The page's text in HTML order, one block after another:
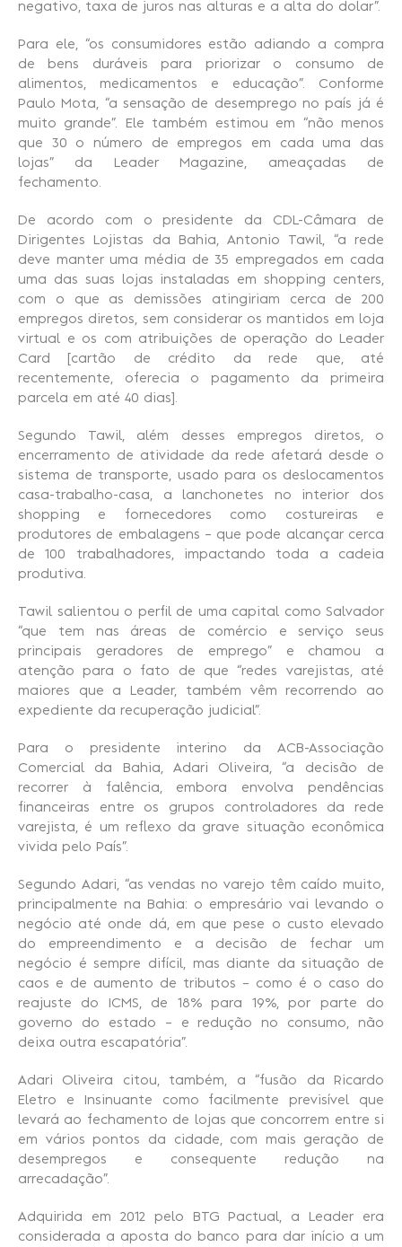
negativo, taxa de juros nas alturas e a alta do dolar”.
Para ele, “os consumidores estão adiando a compra
de bens duráveis para priorizar o consumo de
alimentos, medicamentos e educação”. Conforme
Paulo Mota, “a sensação de desemprego no país já é
muito grande”. Ele também estimou em “não menos
que 30 o número de empregos em cada uma das
lojas” da Leader Magazine, ameaçadas de
fechamento.
De acordo com o presidente da CDL-Câmara de
Dirigentes Lojistas da Bahia, Antonio Tawil, “a rede
deve manter uma média de 35 empregados em cada
uma das suas lojas instaladas em shopping centers,
com o que as demissões atingiriam cerca de 200
empregos diretos, sem considerar os mantidos em loja
virtual e os com atribuições de operação do Leader
Card [cartão de crédito da rede que, até
recentemente, oferecia o pagamento da primeira
parcela em até 40 dias].
Segundo Tawil, além desses empregos diretos, o
encerramento de atividade da rede afetará desde o
sistema de transporte, usado para os deslocamentos
casa-trabalho-casa, a lanchonetes no interior dos
shopping e fornecedores como costureiras e
produtores de embalagens – que pode alcançar cerca
de 100 trabalhadores, impactando toda a cadeia
produtiva.
Tawil salientou o perfil de uma capital como Salvador
“que tem nas áreas de comércio e serviço seus
principais geradores de emprego” e chamou a
atenção para o fato de que “redes varejistas, até
maiores que a Leader, também vêm recorrendo ao
expediente da recuperação judicial”.
Para o presidente interino da ACB-Associação
Comercial da Bahia, Adari Oliveira, “a decisão de
recorrer à falência, embora envolva pendências
financeiras entre os grupos controladores da rede
varejista, é um reflexo da grave situação econômica
vivida pelo País”.
Segundo Adari, “as vendas no varejo têm caído muito,
principalmente na Bahia: o empresário vai levando o
negócio até onde dá, em que pese o custo elevado
do empreendimento e a decisão de fechar um
negócio é sempre difícil, mas diante da situação de
caos e de aumento de tributos – como é o caso do
reajuste do ICMS, de 18% para 19%, por parte do
governo do estado – e redução no consumo, não
deixa outra escapatória”.
Adari Oliveira citou, também, a “fusão da Ricardo
Eletro e Insinuante como facilmente previsível que
levará ao fechamento de lojas que concorrem entre si
em vários pontos da cidade, com mais geração de
desempregos e consequente redução na
arrecadação”.
Adquirida em 2012 pelo BTG Pactual, a Leader era
considerada a aposta do banco para dar início a um